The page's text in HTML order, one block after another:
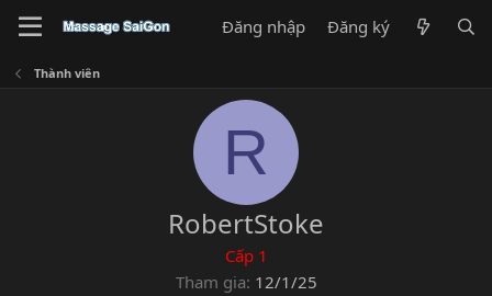
Đăng nhập Đăng ký
Thành viên
R
RobertStoke
Cấp 1
Tham gia 12/1/25